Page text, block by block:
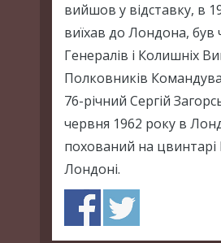
вийшов у відставку, в
виїхав до Лондона, був
Генералів і Колишніх
Полковників
76-річний Сергій
червня 1962 року в
похований на
Лондоні.